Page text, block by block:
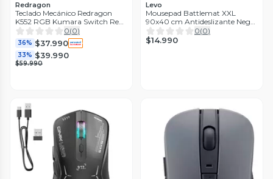
Redragon
Teclado Mecánico Redragon
K552 RGB Kumara Switch Red
- Negro
0(0)
36% $37.990
33% $39.990
$59.990
Levo
Mousepad Battlemat XXL
90x40 cm Antideslizante Negro
LEVO
0(0)
$14.990